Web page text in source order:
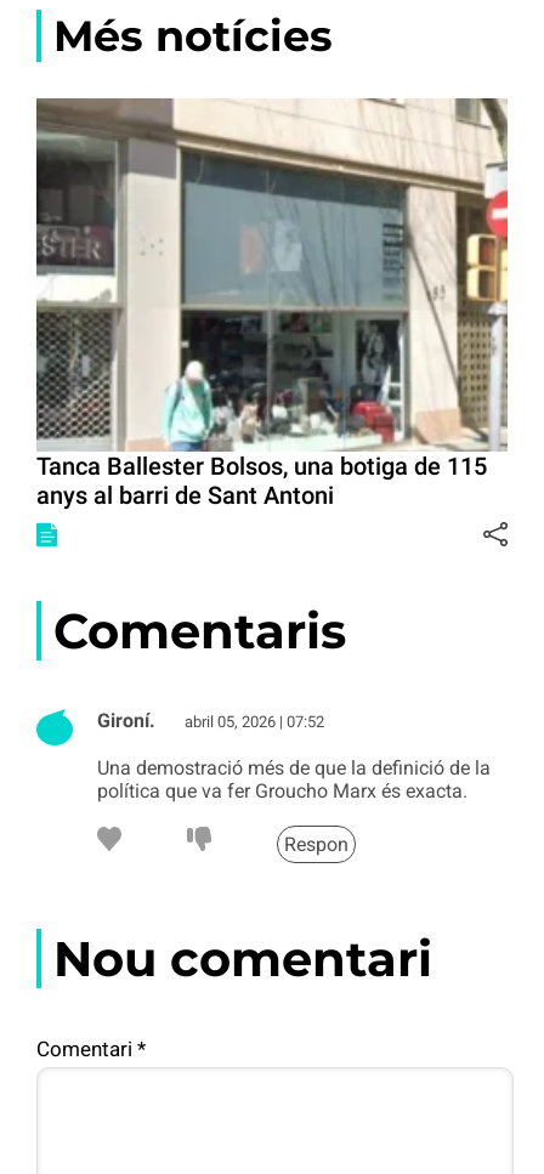
Més notícies
Tanca Ballester Bolsos, una botiga de 115
anys al barri de Sant Antoni
Comentaris
Gironí. abril 05, 2026 | 07:52
Una demostració més de que la definició de la
política que va fer Groucho Marx és exacta.
Respon
Nou comentari
Comentari *